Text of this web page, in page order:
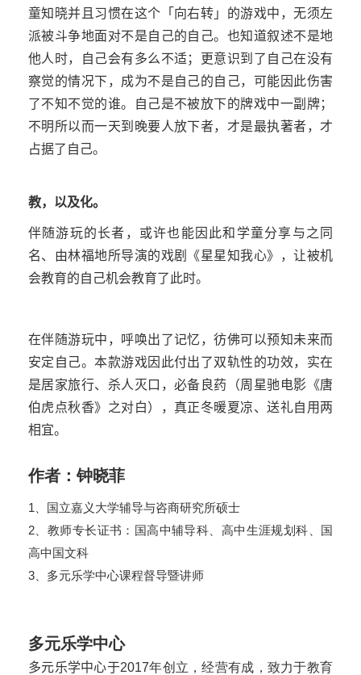
童知晓并且习惯在这个「向右转」的游戏中，无须左
派被斗争地面对不是自己的自己。也知道叙述不是地
他人时，自己会有多么不适；更意识到了自己在没有
察觉的情况下，成为不是自己的自己，可能因此伤害
了不知不觉的谁。自己是不被放下的牌戏中一副牌；
不明所以而一天到晚要人放下者，才是最执著者，才
占据了自己。
教，以及化。
伴随游玩的长者，或许也能因此和学童分享与之同
名、由林福地所导演的戏剧《星星知我心》，让被机
会教育的自己机会教育了此时。
在伴随游玩中，呼唤出了记忆，彷佛可以预知未来而
安定自己。本款游戏因此付出了双轨性的功效，实在
是居家旅行、杀人灭口，必备良药（周星驰电影《唐
伯虎点秋香》之对白），真正冬暖夏凉、送礼自用两
相宜。
作者：钟晓菲
1、国立嘉义大学辅导与咨商研究所硕士
2、教师专长证书：国高中辅导科、高中生涯规划科、国
高中国文科
3、多元乐学中心课程督导暨讲师
多元乐学中心
多元乐学中心于2017年创立，经营有成，致力于教育